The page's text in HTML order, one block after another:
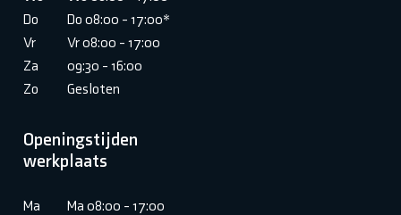
Do
Do 08:00 - 17:00*
Vr
Vr 08:00 - 17:00
Za
09:30 - 16:00
Zo
Gesloten
Openingstijden
werkplaats
Ma
Ma 08:00 - 17:00